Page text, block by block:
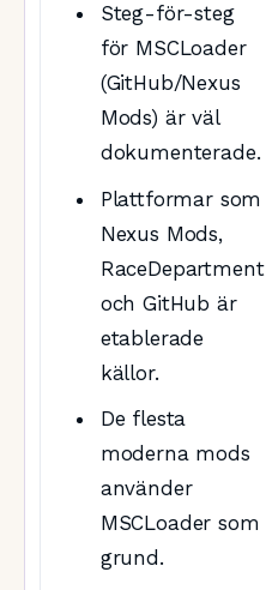
Steg-för-steg
för MSCLoader
(GitHub/Nexus
Mods) är väl
dokumenterade.
Plattformar som
Nexus Mods,
RaceDepartment
och GitHub är
etablerade
källor.
De flesta
moderna mods
använder
MSCLoader som
grund.